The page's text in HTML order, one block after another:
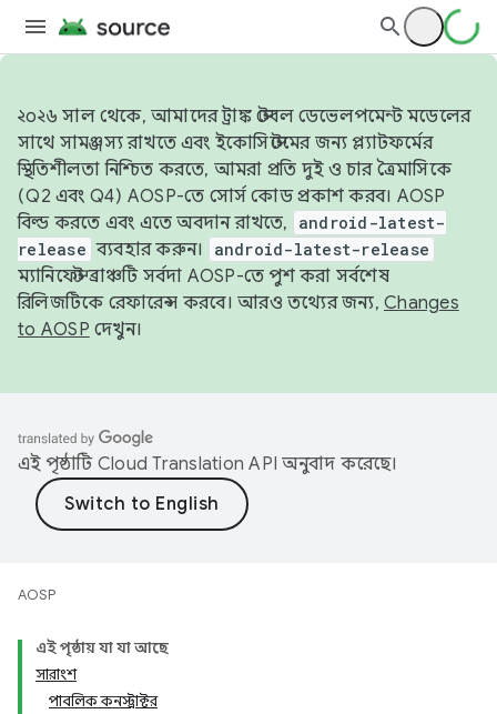
২০২৬ সাল থেকে, আমাদের ট্রাঙ্ক স্টেবল ডেভেলপমেন্ট মডেলের
সাথে সামঞ্জস্য রাখতে এবং ইকোসিস্টেমের জন্য প্ল্যাটফর্মের
স্থিতিশীলতা নিশ্চিত করতে, আমরা প্রতি দুই ও চার ত্রৈমাসিকে
(Q2 এবং Q4) AOSP-তে সোর্স কোড প্রকাশ করব। AOSP
বিল্ড করতে এবং এতে অবদান রাখতে,
android-latest-
release ব্যবহার করুন। android-latest-release
ম্যানিফেস্ট ব্রাঞ্চটি সর্বদা AOSP-তে পুশ করা সর্বশেষ
রিলিজটিকে রেফারেন্স করবে। আরও তথ্যের জন্য, Changes
to AOSP দেখুন।
এই পৃষ্ঠাটি Cloud Translation API অনুবাদ করেছে।
AOSP
এই পৃষ্ঠায় যা যা আছে
সারাংশ
পাবলিক কনস্ট্রাক্টর